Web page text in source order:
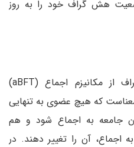
هش گراف خود را به روز
همانطور که گفته شد، هش‌گراف از مکانیزم اجماع (aBFT)
که هیچ عضوی به تنهایی
جامعه به اجماع شود و هم
اجماع، آن را تغییر دهند. در